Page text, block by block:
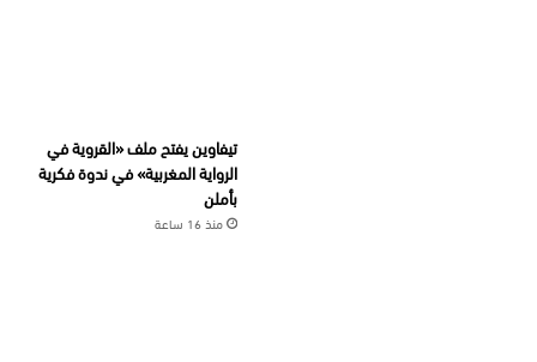
تيفاوين يفتح ملف «القروية في
الرواية المغربية» في ندوة فكرية
بأملن
منذ 16 ساعة